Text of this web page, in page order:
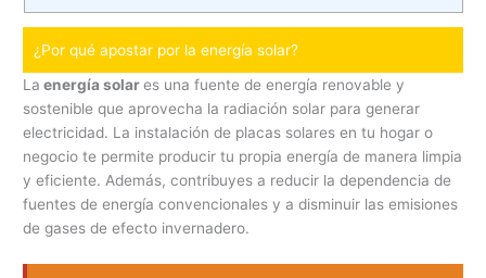
¿Por qué apostar por la energía solar?
La energía solares una fuente de energía renovable y
sostenible que aprovecha la radiación solar para generar
electricidad. La instalación de placas solares en tu hogar o
negocio te permite producir tu propia energía de manera limpia
y eficiente. Además, contribuyes a reducir la dependencia de
fuentes de energía convencionales y a disminuir las emisiones
de gases de efecto invernadero.